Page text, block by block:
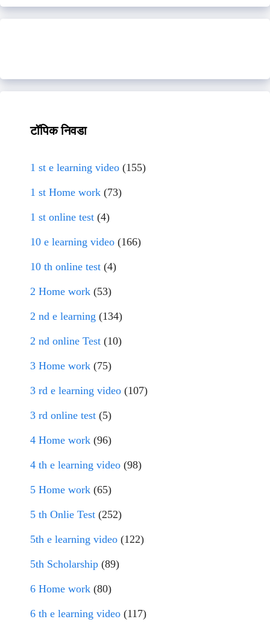
टॉपिक निवडा
1 st e learning video (155)
1 st Home work (73)
1 st online test (4)
10 e learning video (166)
10 th online test (4)
2 Home work (53)
2 nd e learning (134)
2 nd online Test (10)
3 Home work (75)
3 rd e learning video (107)
3 rd online test (5)
4 Home work (96)
4 th e learning video (98)
5 Home work (65)
5 th Onlie Test (252)
5th e learning video (122)
5th Scholarship (89)
6 Home work (80)
6 th e learning video (117)